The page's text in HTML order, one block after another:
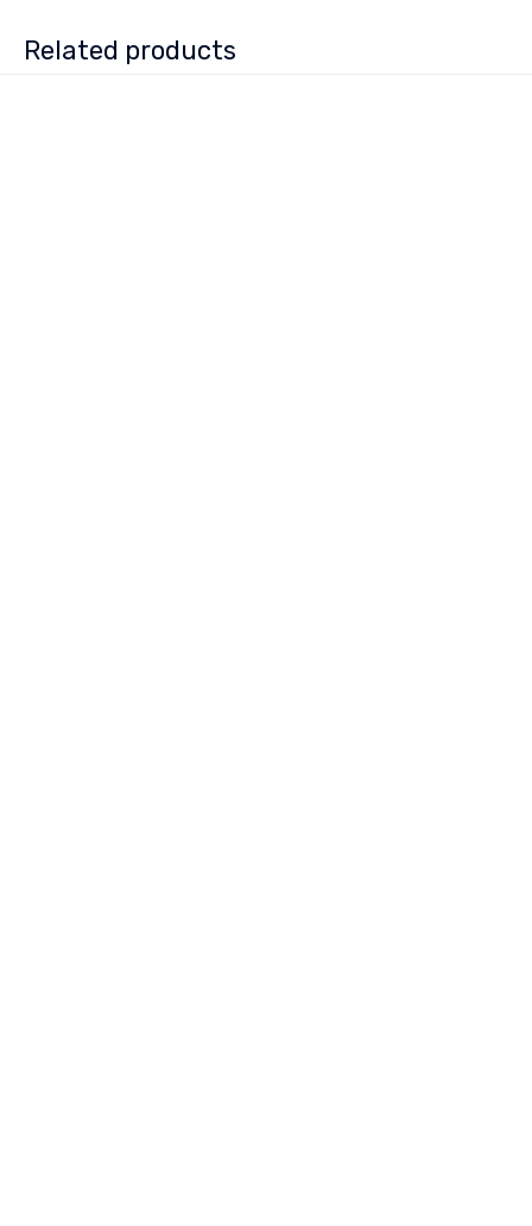
Related products